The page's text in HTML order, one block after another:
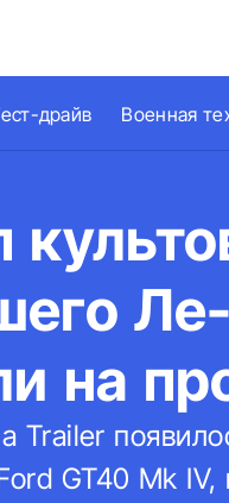
драйв Военная
на
Trailer
GT40 Mk